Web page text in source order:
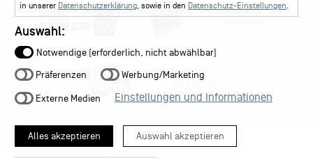
in unserer Datenschutzerklärung, sowie in den Datenschutz-Einstellungen.
Auswahl:
Notwendige (erforderlich, nicht abwählbar)
Präferenzen Werbung/Marketing
Externe Medien Einstellungen und Informationen
Alles akzeptieren Auswahl akzeptieren